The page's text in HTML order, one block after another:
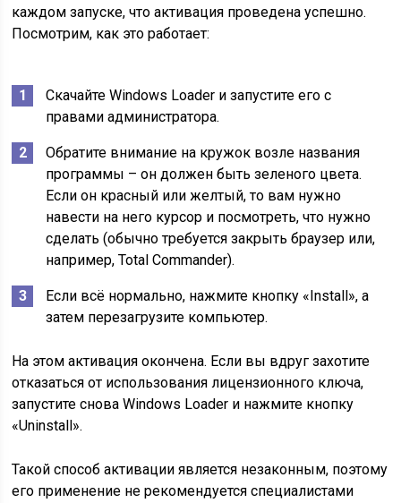
каждом запуске, что активация проведена успешно.
Посмотрим, как это работает:
Скачайте Windows Loader и запустите его с
правами администратора.
Обратите внимание на кружок возле названия
программы – он должен быть зеленого цвета.
Если он красный или желтый, то вам нужно
навести на него курсор и посмотреть, что нужно
сделать (обычно требуется закрыть браузер или,
например, Total Commander).
Если всё нормально, нажмите кнопку «Install», а
затем перезагрузите компьютер.
На этом активация окончена. Если вы вдруг захотите
отказаться от использования лицензионного ключа,
запустите снова Windows Loader и нажмите кнопку
«Uninstall».
Такой способ активации является незаконным, поэтому
его применение не рекомендуется специалистами